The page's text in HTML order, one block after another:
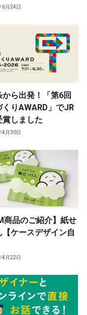
6月24日
から出発！「第6回
くりAWARD」でJR
賞しました
4月30日
商品のご紹介】紙せ
【ケースデザイン自
4月22日